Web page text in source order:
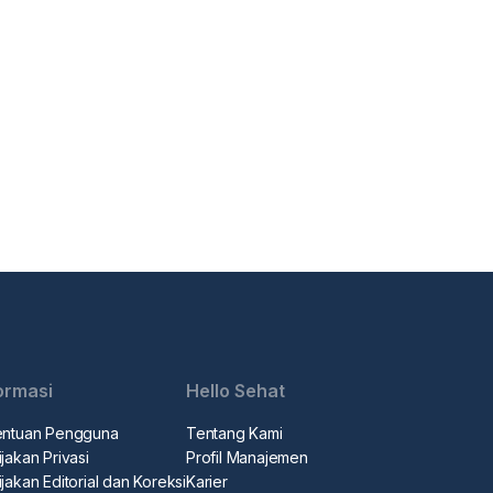
Pengguna
Privasi
Editorial dan Koreksi
Hello Sehat
Tentang Kami
Profil Manajemen
Karier